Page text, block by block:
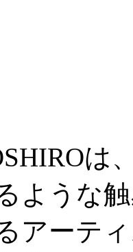
は
ような
アーテ